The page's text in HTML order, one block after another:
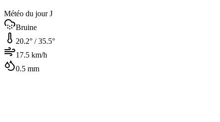
Météo du jour J
Bruine
20.2° /35.5°
17.5 km/h
0.5 mm